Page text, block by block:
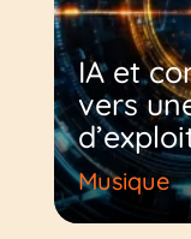
IA et
vers
Musique